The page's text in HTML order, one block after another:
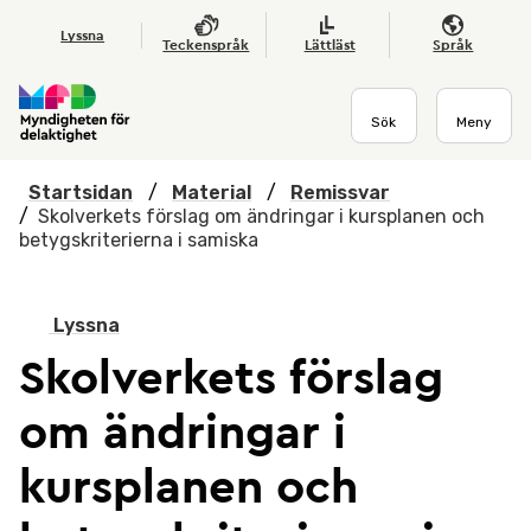
Hoppa till huvudmenyn
Lyssna
Teckenspråk Lättläst Språk
Sök Meny
Startsidan / Material /
Remissvar
/ Skolverkets förslag om ändringar i kursplanen och
betygskriterierna i samiska
Lyssna
Skolverkets förslag
om ändringar i
kursplanen och